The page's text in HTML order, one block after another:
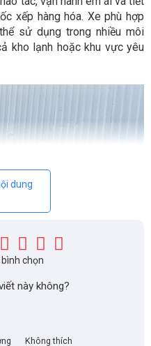
xếp hàng hóa. Xe phù hợp
sử dụng trong nhiều môi
kho lạnh hoặc khu vực yêu
tay tải trọng 3 tấn
dung
chọn
này không?
Không thích